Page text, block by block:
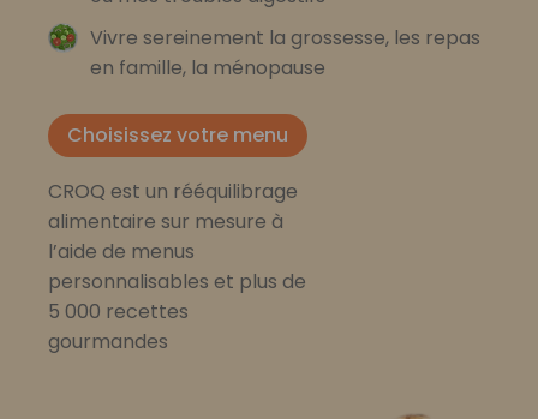
Vivre sereinement la grossesse, les repas
en famille, la ménopause
Choisissez votre menu
CROQ est un rééquilibrage
alimentaire sur mesure à
l’aide de menus
personnalisables et plus de
5 000 recettes
gourmandes